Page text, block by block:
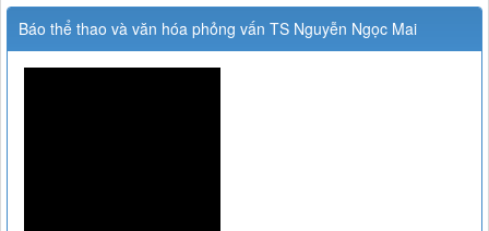
Báo thể thao và văn hóa phỏng vấn TS Nguyễn Ngọc Mai